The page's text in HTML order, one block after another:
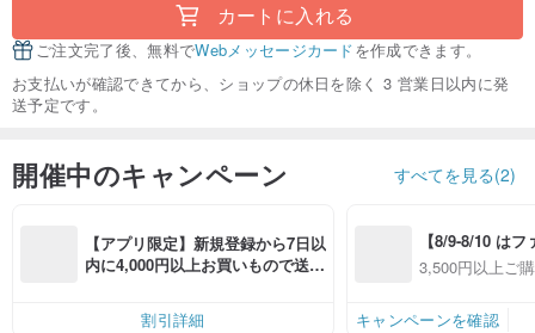
カートに入れる
ご注文完了後、無料でWebメッセージカードを作成できます。
お支払いが確認できてから、ショップの休日を除く 3 営業日以内に発
送予定です。
開催中のキャンペーン すべてを見る(2)
【アプリ限定】新規登録から7日以
内に4,000円以上お買いもので送料
割引詳細
【8/9-8/10 は
員感謝デー】ア
全品対象7％
3,500円以上ご
キャンペーンを確認